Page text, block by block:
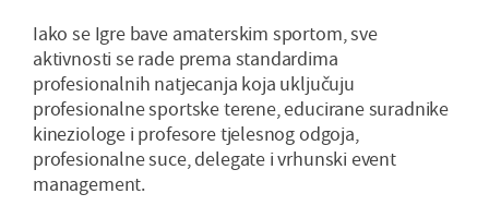
Iako se Igre bave amaterskim sportom, sve
aktivnosti se rade prema standardima
profesionalnih natjecanja koja uključuju
profesionalne sportske terene, educirane suradnike
kineziologe i profesore tjelesnog odgoja,
profesionalne suce, delegate i vrhunski event
management.